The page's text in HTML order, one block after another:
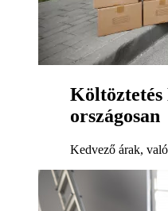
Költöztetés
országosan
Kedvező árak,